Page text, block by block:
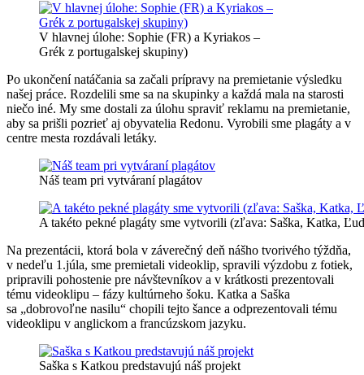
V hlavnej úlohe: Sophie (FR) a Kyriakos –
Grék z portugalskej skupiny)
Po ukončení natáčania sa začali prípravy na premietanie výsledku
našej práce. Rozdelili sme sa na skupinky a každá mala na starosti
niečo iné. My sme dostali za úlohu spraviť reklamu na premietanie,
aby sa prišli pozrieť aj obyvatelia Redonu. Vyrobili sme plagáty a v
centre mesta rozdávali letáky.
Náš team pri vytváraní plagátov
A takéto pekné plagáty sme vytvorili (zľava: Saška, Katka,
Na prezentácii, ktorá bola v záverečný deň nášho tvorivého týždňa,
v nedeľu 1.júla, sme premietali videoklip, spravili výzdobu z fotiek,
pripravili pohostenie pre návštevníkov a v krátkosti prezentovali
tému videoklipu – fázy kultúrneho šoku. Katka a Saška
sa „dobrovoľne nasilu“ chopili tejto šance a odprezentovali tému
videoklipu v anglickom a francúzskom jazyku.
Saška s Katkou predstavujú náš projekt